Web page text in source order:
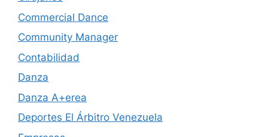
Commercial Dance
Community Manager
Contabilidad
Danza
Danza A+erea
Deportes El Árbitro Venezuela